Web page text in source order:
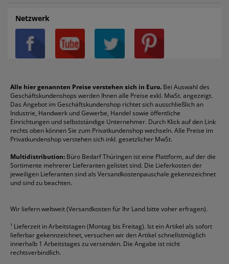
AGB
Datenschutz
Privatsphäre-Einstellungen
Über uns
Reklamation / Retouren
Vertrag widerrufen (Privatkunden)
Rabatte & Aktionen
Batterien
Bleistifte
Blöcke
Boardmarker
Briefumschläge
Druckerpatronen
Etiketten
Fineliner
Folienschreiber
Formulare
Gelschreiber
Geschäftsbücher
Heftstreifen
Kaffee
Klebeband
Klemmmappen
Kopierpapier
Korrekturmittel
Kugelschreiber
Mappen
Ordner
Packband
Permanentmarker
Radiergummis
Schnellhefter
Sichthüllen
Taschenrechner
Textmarker
Tintenroller
Tintenpatronen
Toilettenpapier
Toner
Versandmaterial
Versandtaschen
Alco
Avery/Zweckform
Canon
Durable
DYMO
Edding
Esselte
Faber-Castell
Fellowes
Franken
Fripa
HP
Leitz
Läufer
Melitta
Pentel
Pelikan
Pilot
Pritt
Schneider
Stabilo
Staedtler
alle Marken anzeigen
Netzwerk
Alle hier genannten Preise verstehen sich in Euro. Bei Auswahl des
Geschäftskundenshops werden Ihnen alle Preise exkl. MwSt. angezeigt.
Das Angebot im Geschäftskundenshop richtet sich ausschließlich an
Industrie, Handwerk und Gewerbe, Handel sowie öffentliche
Einrichtungen und selbstständige Unternehmer. Durch Klick auf den Link
rechts oben können Sie zum Privatkundenshop wechseln. Alle Preise im
Privatkundenshop verstehen sich inkl. gesetzlicher MwSt.
Multidistribution: Büro Bedarf Thüringen ist eine Plattform, auf der die
Sortimente mehrerer Lieferanten gelistet sind. Die Lieferkosten der
jeweiligen Lieferanten sind als Versandkostenpauschale gekennzeichnet
und sind zu beachten.
Wir liefern weltweit (Versandkosten für Ihr Land bitte voher erfragen).
¹ Lieferzeit in Arbeitstagen (Montag bis Freitag). Ist ein Artikel als sofort
lieferbar gekennzeichnet, versuchen wir den Artikel schnellstmöglich
innerhalb 1 Arbeitstages zu versenden. Die Angabe ist nicht
rechtsverbindlich.